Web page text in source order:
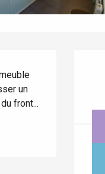
un
front...